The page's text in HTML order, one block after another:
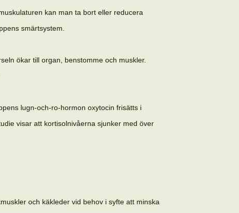
kan man ta bort eller reducera
smärtsystem.
ökar till organ, benstomme och muskler.
lugn-och-ro-hormon oxytocin frisätts i
visar att kortisolnivåerna sjunker med över
och käkleder vid behov i syfte att minska